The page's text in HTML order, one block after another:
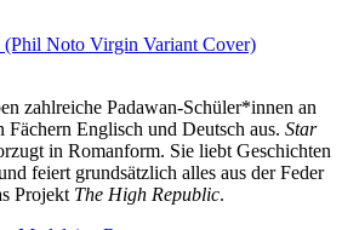
zahlreiche Padawan-Schüler*innen an
Englisch und Deutsch aus. Star
in Romanform. Sie liebt Geschichten
feiert grundsätzlich alles aus der Feder
Projekt The High Republic.